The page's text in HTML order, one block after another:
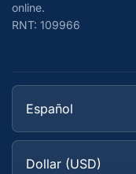
online.
RNT: 109966